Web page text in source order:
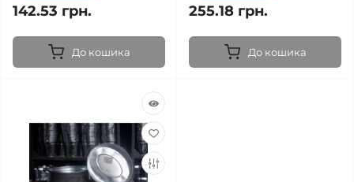
142.53 грн.
До кошика
255.18 грн.
До кошика